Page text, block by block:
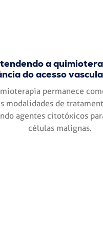
a
do acesso
permanece
modalidades de
agentes citotóxicos
células malignas.